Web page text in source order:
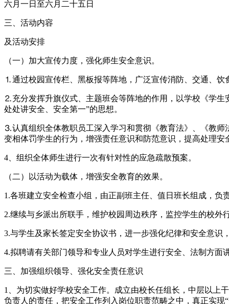
六月一日至六月二十五日
三、活动内容
及活动安排
（一）加大宣传力度，强化师生安全意识。
⒈通过校园宣传栏、黑板报等阵地，广泛宣传消防、交通、
⒉充分发挥升旗仪式、主题班会等阵地的作用，以学校《学
处处讲安全、安全第一”的思想。
⒊认真组织全体教职员工深入学习和贯彻《教育法》、《教
变相体罚学生的行为，增强责任意识和防范意识，提高处理安
4、组织全体师生进行一次有针对性的应急疏散预案。
（二）以活动为载体，增强安全教育的效果。
1.各班建立安全检查小组，由正副班主任、值日班长组成，负
2.继续与乡派出所联手，维护校园周边秩序，监控学生的校外
3.与学生及家长签定安全协议书，进一步强化纪律和安全意识
4.拟聘请有关部门领导和专业人员对学生进行安全、法制方
三、加强组织领导、强化安全责任意识
1、为切实做好学校安全工作。成立由校长任组长，中层以上
负责人的责任，把安全工作列入岗位职责范畴之中，真正实现